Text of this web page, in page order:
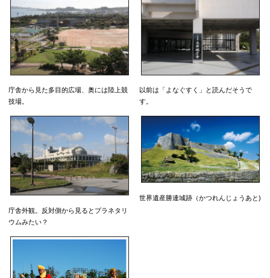
庁舎から見た多目的広場、奥には陸上競
技場。
以前は「よなぐすく」と読んだそうで
す。
庁舎外観。反対側から見るとプラネタリ
ウムみたい？
世界遺産勝連城跡（かつれんじょうあと)